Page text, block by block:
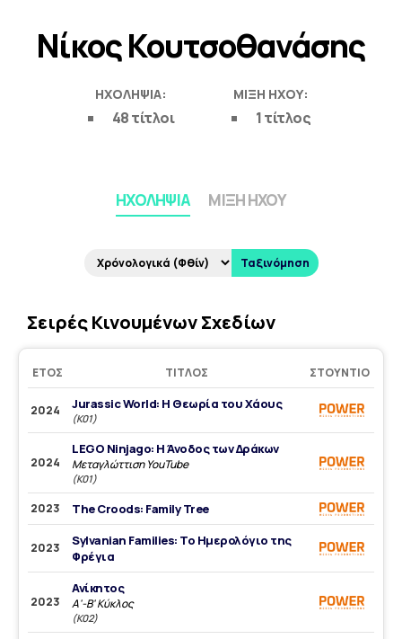
Νίκος Κουτσοθανάσης
ΗΧΟΛΗΨΊΑ:
48 τίτλοι
ΜΊΞΗ ΉΧΟΥ:
1 τίτλος
ΗΧΟΛΗΨΊΑ ΜΊΞΗ ΉΧΟΥ
Ταξινόμηση
Σειρές Κινουμένων Σχεδίων
ΈΤΟΣ ΤΊΤΛΟΣ ΣΤΟΎΝΤΙΟ
2024 Jurassic World: Η Θεωρία του Χάους
(Κ01)
2024
LEGO Ninjago: Η Άνοδος των Δράκων
Μεταγλώττιση YouTube
(K01)
2023 The Croods: Family Tree
2023
Sylvanian Families: Το Ημερολόγιο της
Φρέγια
2023
Ανίκητος
Α'-Β' Κύκλος
(Κ02)